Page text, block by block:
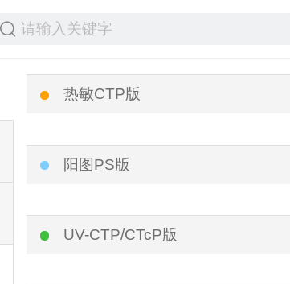
请输入关键字
热敏CTP版
阳图PS版
UV-CTP/CTcP版